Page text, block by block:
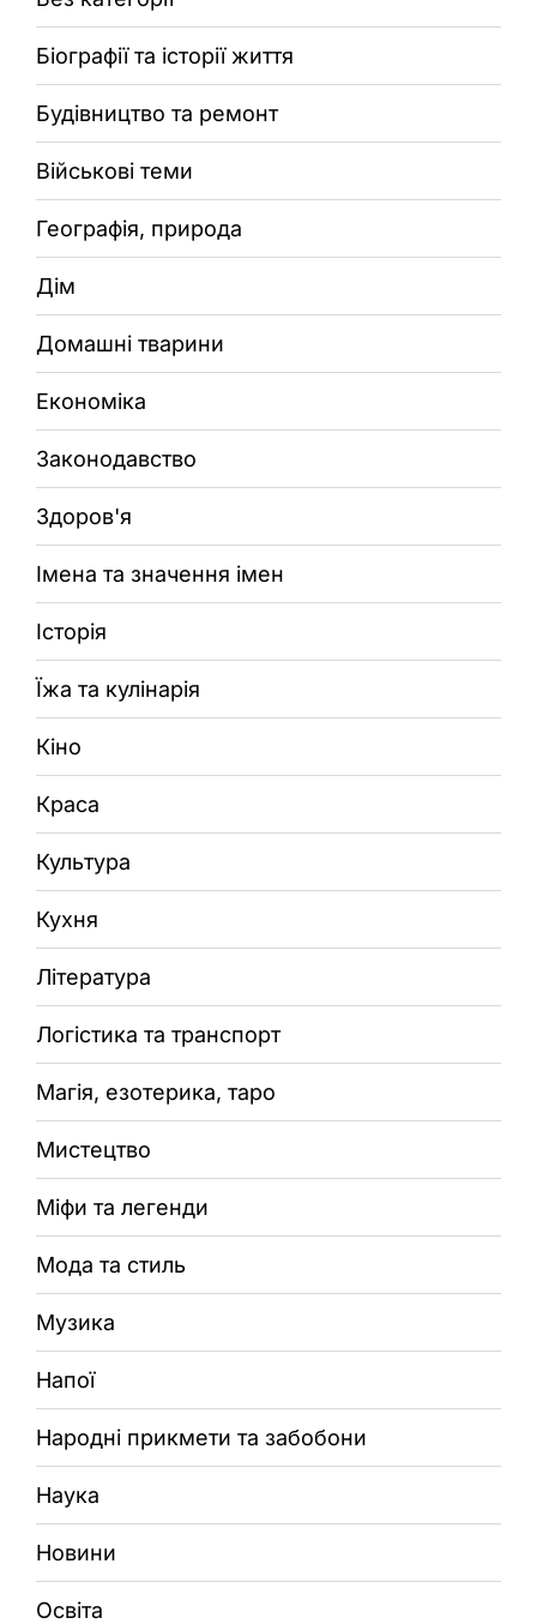
Біографії та історії життя
Будівництво та ремонт
Військові теми
Географія, природа
Дім
Домашні тварини
Економіка
Законодавство
Здоров'я
Імена та значення імен
Історія
Їжа та кулінарія
Кіно
Краса
Культура
Кухня
Література
Логістика та транспорт
Магія, езотерика, таро
Мистецтво
Міфи та легенди
Мода та стиль
Музика
Напої
Народні прикмети та забобони
Наука
Новини
Освіта